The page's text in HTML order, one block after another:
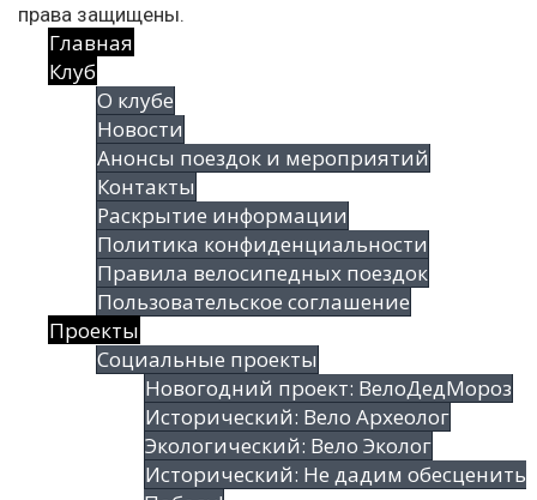
права защищены.
Главная
Клуб
О клубе
Новости
Анонсы поездок и мероприятий
Контакты
Раскрытие информации
Политика конфиденциальности
Правила велосипедных поездок
Пользовательское соглашение
Проекты
Социальные проекты
Новогодний проект: ВелоДедМороз
Исторический: Вело Археолог
Экологический: Вело Эколог
Исторический: Не дадим обесценить